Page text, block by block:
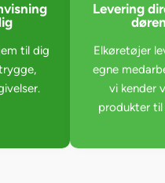
til dig
Levering
døren
Elkøretøjer
egne
vi kender
produkter til